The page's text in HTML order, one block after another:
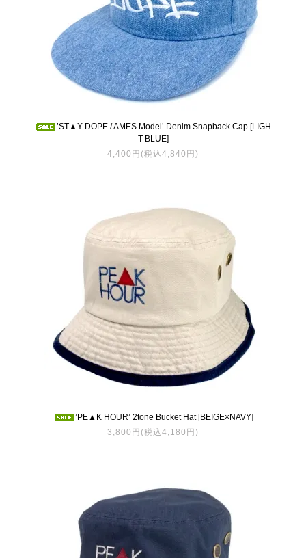
’ST▲Y DOPE / AMES Model’ Denim Snapback Cap [LIGH
T BLUE]
4,400円(税込4,840円)
’PE▲K HOUR’ 2tone Bucket Hat [BEIGE×NAVY]
3,800円(税込4,180円)